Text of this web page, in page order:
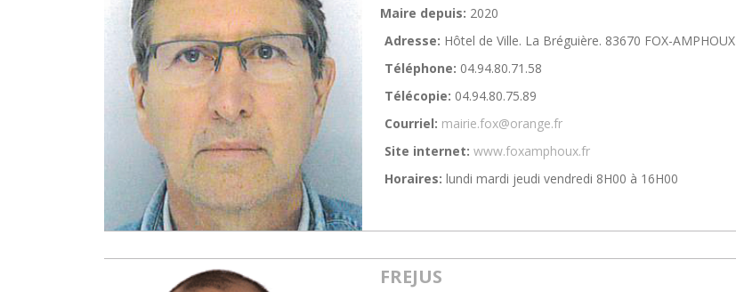
Maire depuis: 2020
Adresse: Hôtel de Ville. La Bréguière. 83670 FOX-AMPHOUX
Téléphone: 04.94.80.71.58
Télécopie: 04.94.80.75.89
Courriel: mairie.fox@orange.fr
Site internet: www.foxamphoux.fr
Horaires: lundi mardi jeudi vendredi 8H00 à 16H00
FREJUS